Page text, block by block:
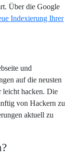
Über die Google
Indexierung Ihrer
und
auf die neusten
leicht hacken. Die
von Hackern zu
aktuell zu